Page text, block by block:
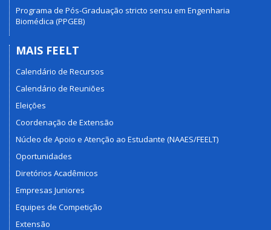
Programa de Pós-Graduação stricto sensu em Engenharia
Biomédica (PPGEB)
MAIS FEELT
Calendário de Recursos
Calendário de Reuniões
Eleições
Coordenação de Extensão
Núcleo de Apoio e Atenção ao Estudante (NAAES/FEELT)
Oportunidades
Diretórios Acadêmicos
Empresas Juniores
Equipes de Competição
Extensão